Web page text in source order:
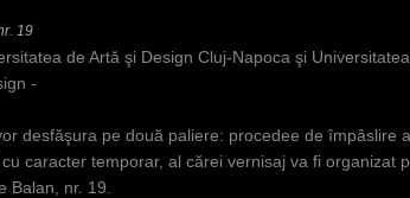
19
de Artă şi Design Cluj-Napoca şi
-
desfăşura pe două paliere: procedee de împâslire
caracter temporar, al cărei vernisaj va fi organizat
Balan, nr. 19.